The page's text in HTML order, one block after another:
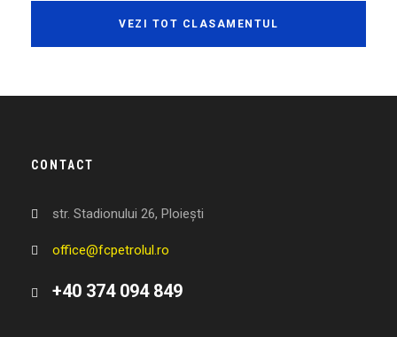
VEZI TOT CLASAMENTUL
CONTACT
str. Stadionului 26, Ploiești
office@fcpetrolul.ro
+40 374 094 849